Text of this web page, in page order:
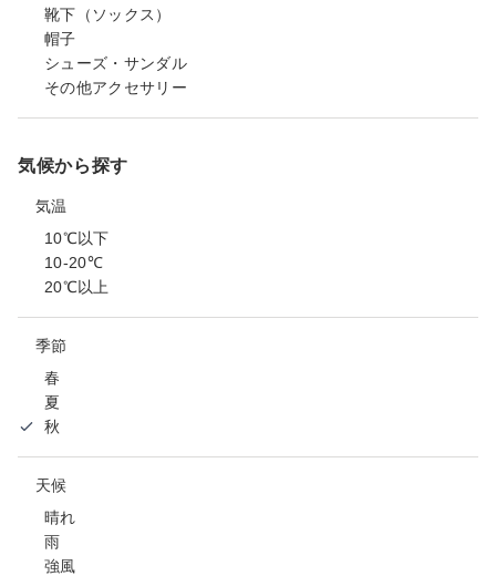
靴下（ソックス）
帽子
シューズ・サンダル
その他アクセサリー
気候から探す
気温
10℃以下
10-20℃
20℃以上
季節
春
夏
秋
天候
晴れ
雨
強風